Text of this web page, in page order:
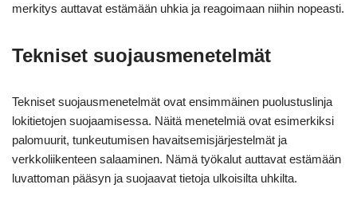
merkitys auttavat estämään uhkia ja reagoimaan niihin nopeasti.
Tekniset suojausmenetelmät
Tekniset suojausmenetelmät ovat ensimmäinen puolustuslinja
lokitietojen suojaamisessa. Näitä menetelmiä ovat esimerkiksi
palomuurit, tunkeutumisen havaitsemisjärjestelmät ja
verkkoliikenteen salaaminen. Nämä työkalut auttavat estämään
luvattoman pääsyn ja suojaavat tietoja ulkoisilta uhkilta.